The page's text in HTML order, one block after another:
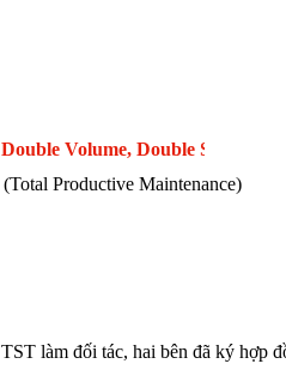
Volume, Double Speed.
Productive Maintenance)
làm đối tác, hai bên đã ký